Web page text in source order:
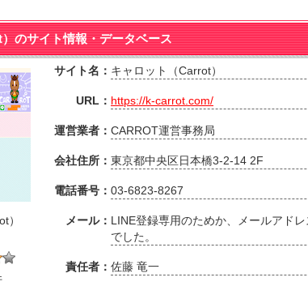
のサイト情報・データベース
）
サイト名： キャロット（Carrot）
URL： https://k-carrot.com/
運営業者： CARROT運営事務局
会社住所： 東京都中央区日本橋3-2-14 2F
電話番号： 03-6823-8267
メール： LINE登録専用のためか、メールアド
でした。
責任者： 佐藤 竜一